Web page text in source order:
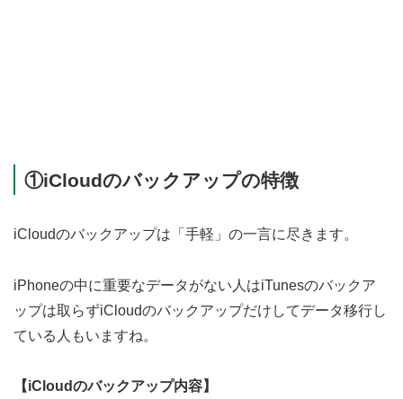
①iCloudのバックアップの特徴
iCloudのバックアップは「手軽」の一言に尽きます。
iPhoneの中に重要なデータがない人はiTunesのバックア
ップは取らずiCloudのバックアップだけしてデータ移行し
ている人もいますね。
【iCloudのバックアップ内容】